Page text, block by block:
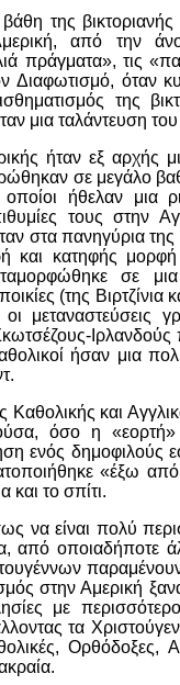
της
από την
πράγματα», τις
Διαφωτισμό, όταν
της
μια ταλάντευση του
ήταν εξ αρχής
σε μεγάλο
ήθελαν μια
τους στην
στα πανηγύρια
και κατηφής μορφή
σε μια
(της
μεταναστεύσεις
ήσαν μια
Καθολικής και
όσο η
ενός δημοφιλούς
«έξω από
και το σπίτι.
να είναι πολύ
από οποιαδήποτε
στην Αμερική
με
τα
Ορθόδοξες,